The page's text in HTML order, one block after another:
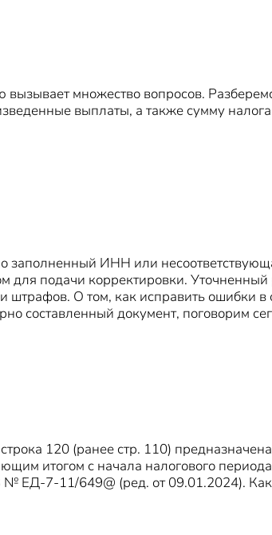
множество вопросов.
выплаты, а также сумму
ИНН или
для подачи корректировки.
О том, как исправить ошибки в
составленный документ, поговорим
120 (ранее стр. 110)
итогом с начала налогового
7-11/649@ (ред. от 09.01.2024).